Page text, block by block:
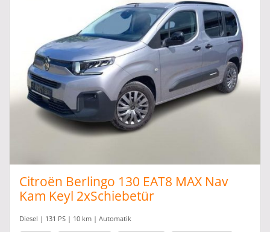
Citroën Berlingo 130 EAT8 MAX Nav
Kam Keyl 2xSchiebetür
Diesel | 131 PS | 10 km | Automatik